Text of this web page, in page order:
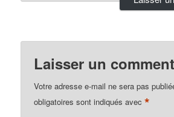
Laisser un
Votre adresse e-mail ne sera pas
obligatoires sont indiqués avec*